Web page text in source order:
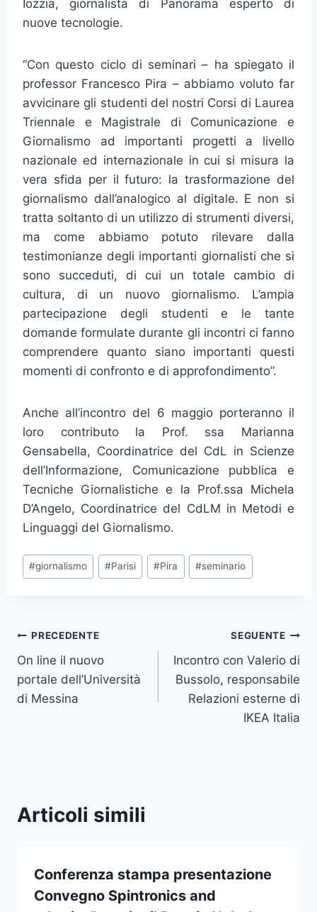
Iozzia, giornalista di Panorama esperto di
nuove tecnologie.
“Con questo ciclo di seminari – ha spiegato il
professor Francesco Pira – abbiamo voluto far
avvicinare gli studenti del nostri Corsi di Laurea
Triennale e Magistrale di Comunicazione e
Giornalismo ad importanti progetti a livello
nazionale ed internazionale in cui si misura la
vera sfida per il futuro: la trasformazione del
giornalismo dall’analogico al digitale. E non si
tratta soltanto di un utilizzo di strumenti diversi,
ma come abbiamo potuto rilevare dalla
testimonianze degli importanti giornalisti che si
sono succeduti, di cui un totale cambio di
cultura, di un nuovo giornalismo. L’ampia
partecipazione degli studenti e le tante
domande formulate durante gli incontri ci fanno
comprendere quanto siano importanti questi
momenti di confronto e di approfondimento”.
Anche all’incontro del 6 maggio porteranno il
loro contributo la Prof. ssa Marianna
Gensabella, Coordinatrice del CdL in Scienze
dell’Informazione, Comunicazione pubblica e
Tecniche Giornalistiche e la Prof.ssa Michela
D’Angelo, Coordinatrice del CdLM in Metodi e
Linguaggi del Giornalismo.
Tag
articolo:
#giornalismo #Parisi #Pira #seminario
Navigazione
articoli
PRECEDENTE
On line il nuovo
portale dell’Università
di Messina
SEGUENTE
Incontro con Valerio di
Bussolo, responsabile
Relazioni esterne di
IKEA Italia
Articoli simili
Conferenza stampa presentazione
Convegno Spintronics and